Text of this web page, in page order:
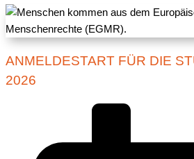
ANMELDESTART FÜR DIE
2026